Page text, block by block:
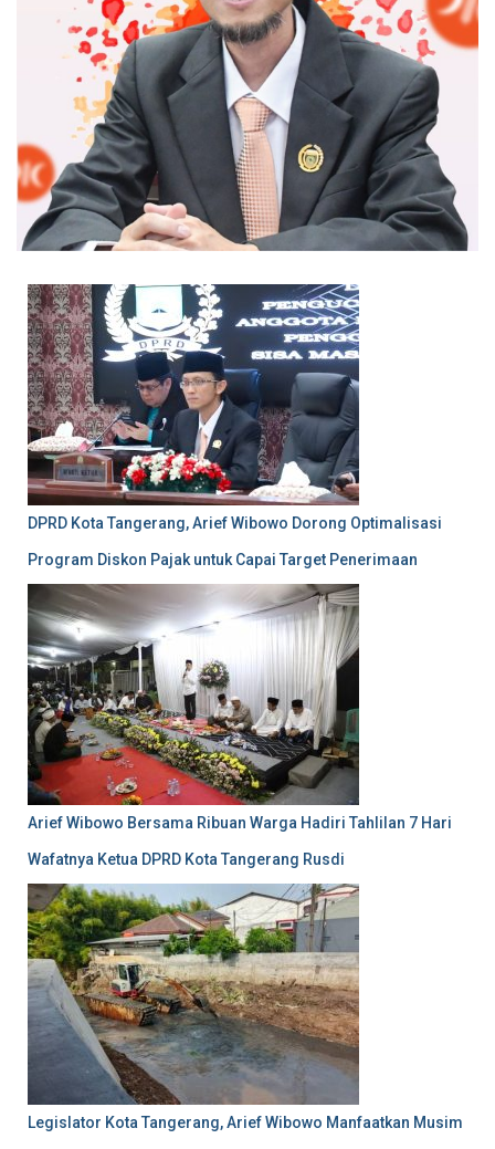
DPRD Kota Tangerang, Arief Wibowo Dorong Optimalisasi
Program Diskon Pajak untuk Capai Target Penerimaan
Arief Wibowo Bersama Ribuan Warga Hadiri Tahlilan 7 Hari
Wafatnya Ketua DPRD Kota Tangerang Rusdi
Legislator Kota Tangerang, Arief Wibowo Manfaatkan Musim